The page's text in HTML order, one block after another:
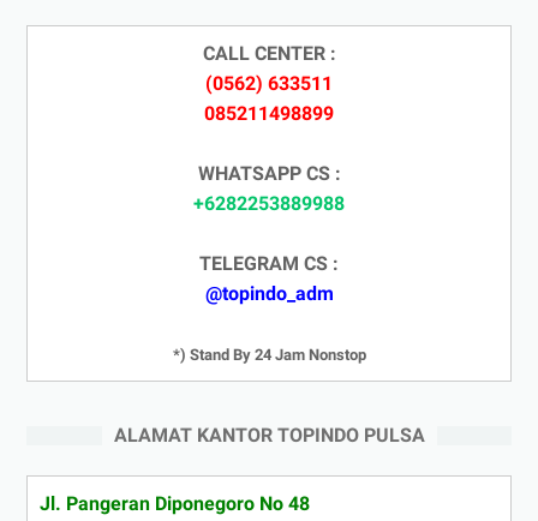
CALL CENTER :
(0562) 633511
085211498899
WHATSAPP CS :
+6282253889988
TELEGRAM CS :
@topindo_adm
*) Stand By 24 Jam Nonstop
ALAMAT KANTOR TOPINDO PULSA
Jl. Pangeran Diponegoro No 48